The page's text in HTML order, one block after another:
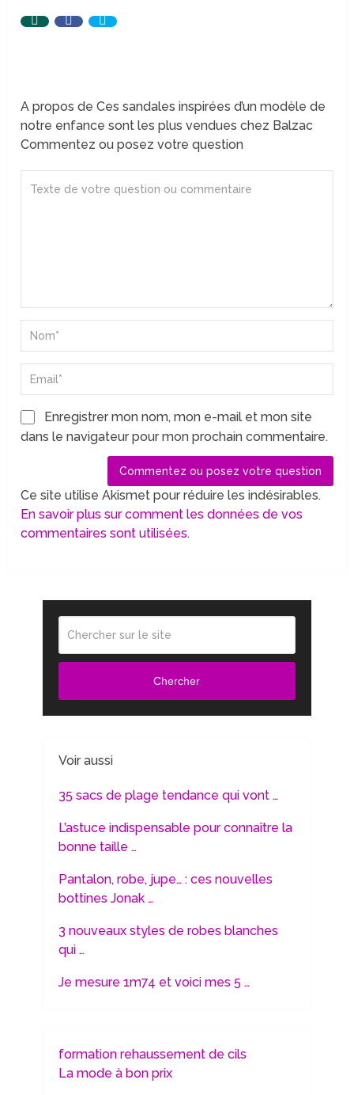
A propos de Ces sandales inspirées d’un modèle de
notre enfance sont les plus vendues chez Balzac
Commentez ou posez votre question
Enregistrer mon nom, mon e-mail et mon site
dans le navigateur pour mon prochain commentaire.
Ce site utilise Akismet pour réduire les indésirables.
En savoir plus sur comment les données de vos
commentaires sont utilisées.
Chercher
Voir aussi
35 sacs de plage tendance qui vont …
L’astuce indispensable pour connaître la
bonne taille …
Pantalon, robe, jupe… : ces nouvelles
bottines Jonak …
3 nouveaux styles de robes blanches
qui …
Je mesure 1m74 et voici mes 5 …
formation rehaussement de cils
La mode à bon prix